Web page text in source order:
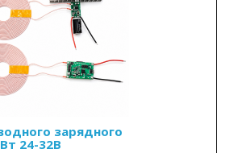
зарядного
24-32В